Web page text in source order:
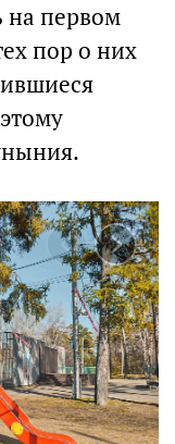
на первом
пор о них